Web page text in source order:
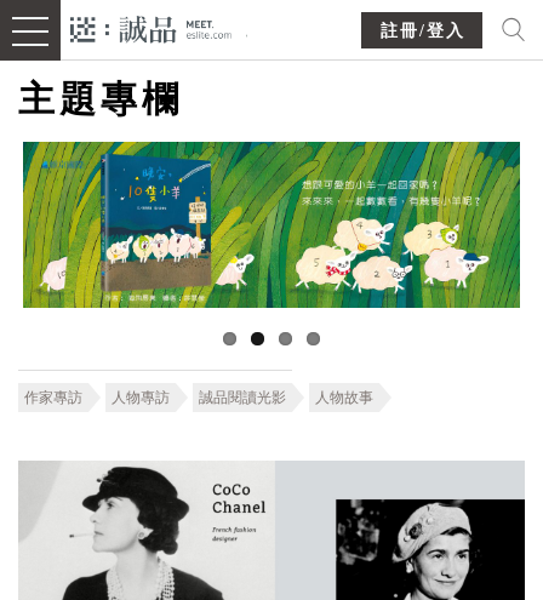
註冊/登入
主題專欄
作家專訪 人物專訪 誠品閱讀光影 人物故事